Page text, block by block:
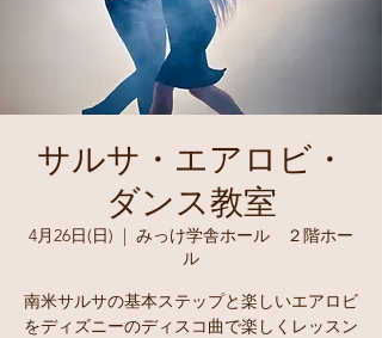
サルサ・エアロビ・
ダンス教室
4月26日(日)
  |
みっけ学舎ホール ２階ホー
ル
南米サルサの基本ステップと楽しいエアロビ
をディズニーのディスコ曲で楽しくレッスン